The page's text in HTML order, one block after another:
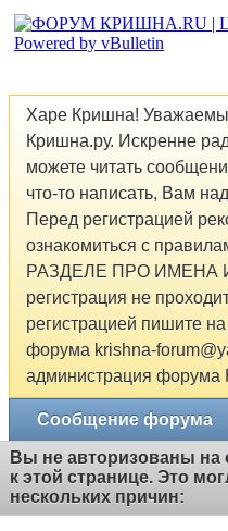
Харе Кришна!
Кришна.ру. Искренне
можете читать
что-то написать, Вам
Перед регистрацией
ознакомиться с
РАЗДЕЛЕ ПРО ИМЕНА
регистрация не
регистрацией пишите
форума krishna-
администрация форума
Сообщение форума
Вы не авторизованы на
к этой странице. Это
нескольких причин: